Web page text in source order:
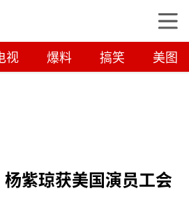
视 爆料 搞笑 美图
杨紫琼获美国演员工会